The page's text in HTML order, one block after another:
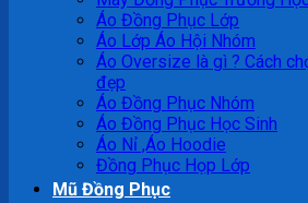
Áo Đồng Phục Lớp
Áo Lớp Áo Hội Nhóm
Áo Oversize là gì ? Cách
đẹp
Áo Đồng Phục Nhóm
Áo Đồng Phục Học Sinh
Áo Nỉ ,Áo Hoodie
Đồng Phục Họp Lớp
Mũ Đồng Phục